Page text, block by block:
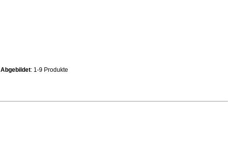
Abgebildet: 1-9 Produkte